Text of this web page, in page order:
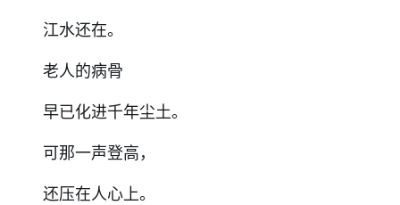
江水还在。
老人的病骨
早已化进千年尘土。
可那一声登高，
还压在人心上。